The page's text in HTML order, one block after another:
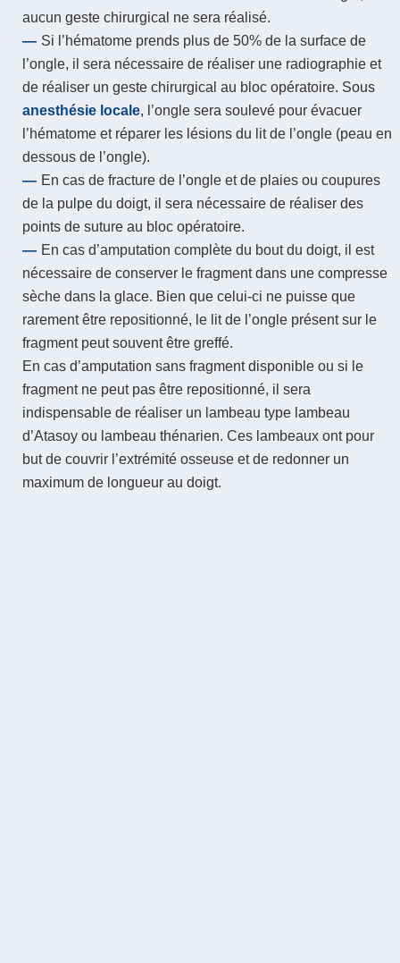
aucun geste chirurgical ne sera réalisé.
Si l’hématome prends plus de 50% de la surface de
l’ongle, il sera nécessaire de réaliser une radiographie et
de réaliser un geste chirurgical au bloc opératoire. Sous
anesthésie locale, l’ongle sera soulevé pour évacuer
l’hématome et réparer les lésions du lit de l’ongle (peau en
dessous de l’ongle).
En cas de fracture de l’ongle et de plaies ou coupures
de la pulpe du doigt, il sera nécessaire de réaliser des
points de suture au bloc opératoire.
En cas d’amputation complète du bout du doigt, il est
nécessaire de conserver le fragment dans une compresse
sèche dans la glace. Bien que celui-ci ne puisse que
rarement être repositionné, le lit de l’ongle présent sur le
fragment peut souvent être greffé.
En cas d’amputation sans fragment disponible ou si le
fragment ne peut pas être repositionné, il sera
indispensable de réaliser un lambeau type lambeau
d’Atasoy ou lambeau thénarien. Ces lambeaux ont pour
but de couvrir l’extrémité osseuse et de redonner un
maximum de longueur au doigt.